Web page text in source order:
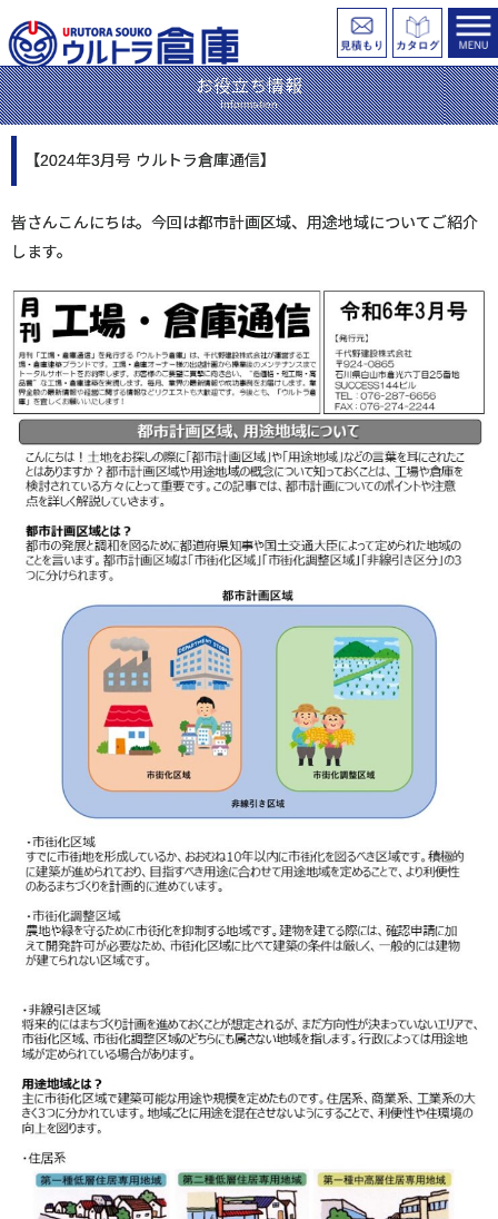
お役立ち情報
Information
【2024年3月号 ウルトラ倉庫通信】
皆さんこんにちは。今回は都市計画区域、用途地域についてご紹介
します。